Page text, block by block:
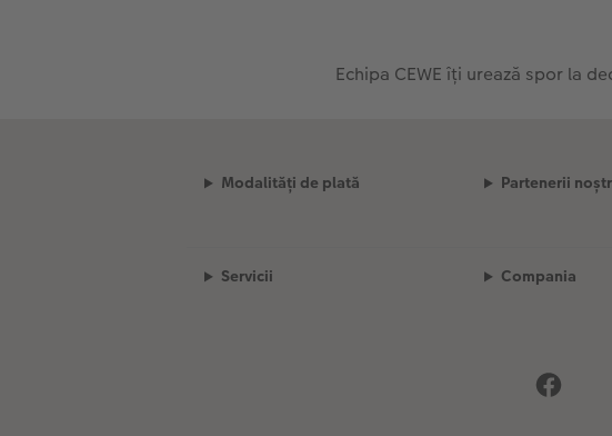
Echipa CEWE îți urează spor la
Modalități de plată Partenerii
Servicii Compania